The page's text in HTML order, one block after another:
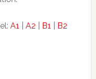
A1 A2 B1
B2